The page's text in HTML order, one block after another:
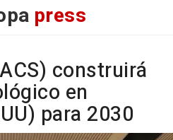
press
construirá
en
para 2030